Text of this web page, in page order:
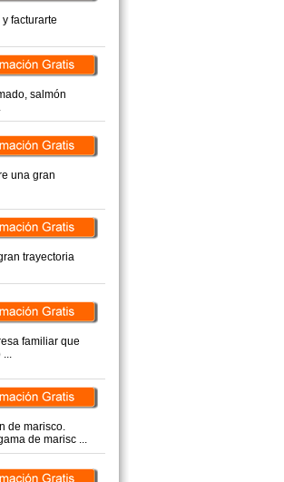
facturarte
salmón
una gran
trayectoria
familiar que
...
de marisco.
de marisc ...